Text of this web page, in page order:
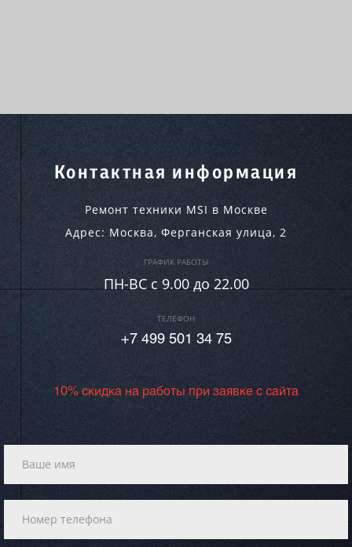
Контактная информация
Ремонт техники MSI в Москве
Адрес: Москва, Ферганская улица, 2
ГРАФИК РАБОТЫ
ПН-ВC c 9.00 до 22.00
ТЕЛЕФОН
+7 499 501 34 75
10% скидка на работы при заявке с сайта